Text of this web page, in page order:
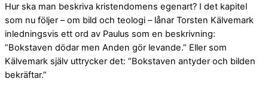
Hur ska man beskriva kristendomens egenart? I det kapitel
som nu följer – om bild och teologi – lånar Torsten Kälvemark
inledningsvis ett ord av Paulus som en beskrivning:
”Bokstaven dödar men Anden gör levande.” Eller som
Kälvemark själv uttrycker det: ”Bokstaven antyder och bilden
bekräftar.”